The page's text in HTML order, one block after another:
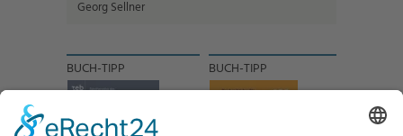
Georg Sellner
BUCH-TIPP BUCH-TIPP